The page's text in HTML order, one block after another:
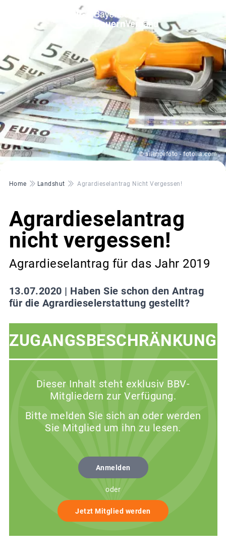
© silencefoto - fotolia.com
Pfadnavigation
Home Landshut Agrardieselantrag Nicht Vergessen!
Agrardieselantrag
nicht vergessen!
Agrardieselantrag für das Jahr 2019
13.07.2020 | Haben Sie schon den Antrag
für die Agrardieselerstattung gestellt?
ZUGANGSBESCHRÄNKUNG
Dieser Inhalt steht exklusiv BBV-
Mitgliedern zur Verfügung.
Bitte melden Sie sich an oder werden
Sie Mitglied um ihn zu lesen.
Anmelden
oder
Jetzt Mitglied werden